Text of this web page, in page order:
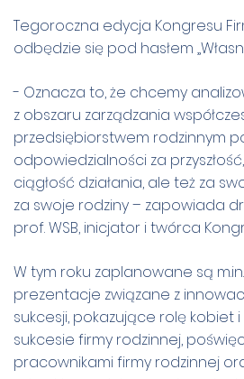
Tegoroczna edycja Kongresu
odbędzie się pod hasłem
- Oznacza to, że chcemy
z obszaru zarządzania
przedsiębiorstwem rodzinnym
odpowiedzialności za
ciągłość działania, ale też za
za swoje rodziny – zapowiada dr
prof. WSB, inicjator i twórca
W tym roku zaplanowane są
prezentacje związane z
sukcesji, pokazujące rolę kobiet
sukcesie firmy rodzinnej,
pracownikami firmy rodzinnej